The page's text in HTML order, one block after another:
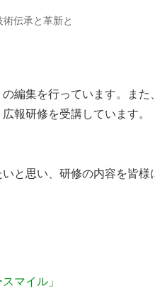
伝承と革新と
編集を行っています。また
報研修を受講しています
と思い、研修の内容を皆様
マイル」